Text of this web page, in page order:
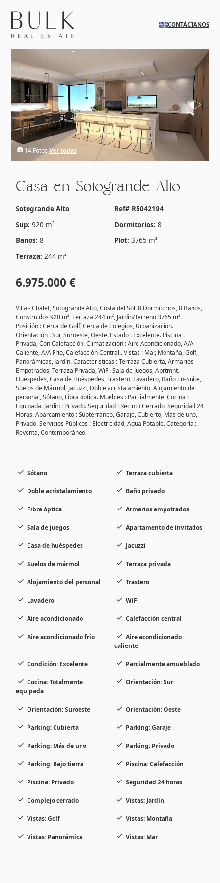
CONTÁCTANOS
14 FotosVer todas
Casa en Sotogrande Alto
Sotogrande Alto
Ref# R5042194
Sup: 920 m² Dormitorios: 8
Baños: 8 Plot: 3765 m²
Terraza: 244 m²
6.975.000 €
Villa - Chalet, Sotogrande Alto, Costa del Sol. 8 Dormitorios, 8 Baños,
Construidos 920 m², Terraza 244 m², Jardin/Terreno 3765 m².
Posición : Cerca de Golf, Cerca de Colegios, Urbanización.
Orientación : Sur, Suroeste, Oeste. Estado : Excelente. Piscina :
Privada, Con Calefacción. Climatización : Aire Acondicionado, A/A
Caliente, A/A Frio, Calefacción Central.. Vistas : Mar, Montaña, Golf,
Panorámicas, Jardín. Caracteristicas : Terraza Cubierta, Armarios
Empotrados, Terraza Privada, WiFi, Sala de Juegos, Aprtmnt.
Huéspedes, Casa de Huéspedes, Trastero, Lavadero, Baño En-Suite,
Suelos de Mármol, Jacuzzi, Doble acristalamiento, Alojamiento del
personal, Sótano, Fibra óptica. Muebles : Parcialmente. Cocina :
Equipada. Jardin : Privado. Seguridad : Recinto Cerrado, Seguridad 24
Horas. Aparcamiento : Subterráneo, Garaje, Cubierto, Más de uno,
Privado. Servicios Públicos : Electricidad, Agua Potable. Categoría :
Reventa, Contemporáneo.
Sótano Terraza cubierta
Doble acristalamiento Baño privado
Fibra óptica Armarios empotrados
Sala de juegos Apartamento de invitados
Casa de huéspedes Jacuzzi
Suelos de mármol Terraza privada
Alojamiento del personal Trastero
Lavadero WiFi
Aire acondicionado Calefacción central
Aire acondicionado frío
Aire acondicionado
caliente
Condición: Excelente Parcialmente amueblado
Cocina: Totalmente
equipada
Orientación: Sur
Orientación: Suroeste Orientación: Oeste
Parking: Cubierta Parking: Garaje
Parking: Más de uno Parking: Privado
Parking: Bajo tierra Piscina: Calefacción
Piscina: Privado Seguridad 24 horas
Complejo cerrado Vistas: Jardín
Vistas: Golf Vistas: Montaña
Vistas: Panorámica Vistas: Mar